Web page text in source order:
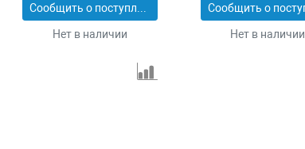
Сообщить о поступлении
Нет в наличии Нет в наличии